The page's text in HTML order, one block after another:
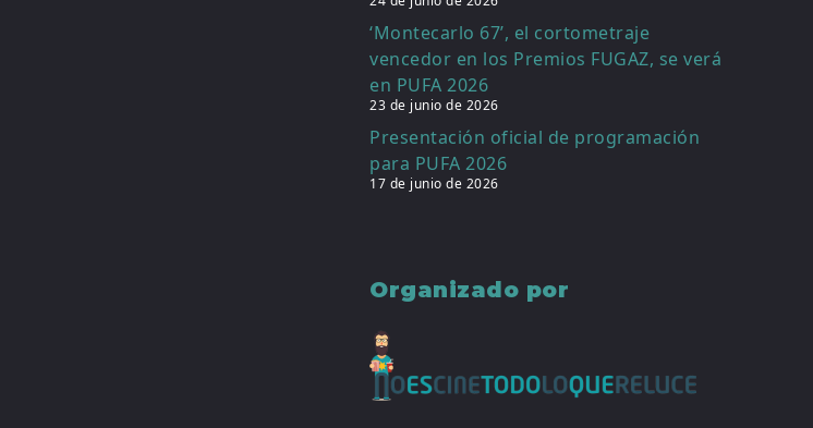
‘Montecarlo 67’, el cortometraje
vencedor en los Premios FUGAZ, se verá
en PUFA 2026
23 de junio de 2026
Presentación oficial de programación
para PUFA 2026
17 de junio de 2026
Organizado por